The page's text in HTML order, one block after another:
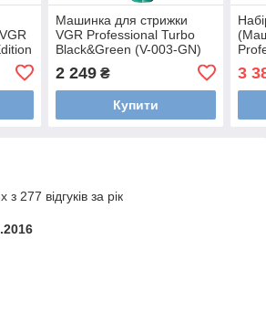
Машинка для стрижки
VGR Professional Turbo
Black&Green (V-003-GN)
2 249₴
Купити
RD)
3
277 відгуків за рік